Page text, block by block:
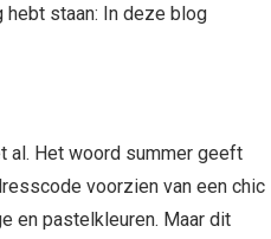
staan: In deze blog
al. Het woord summer geeft
voorzien van een chic
en pastelkleuren. Maar dit